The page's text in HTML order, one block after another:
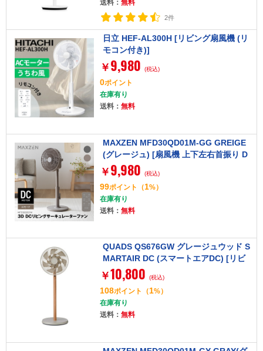
送料： 無料
2件
日立 HEF-AL300H [リビング扇風機 (リ
モコン付き)]
￥ 9,980 (税込)
0ポイント
在庫有り
送料： 無料
MAXZEN MFD30QD01M-GG GREIGE
(グレージュ) [扇風機 上下左右首振り D
Cモーター]
￥ 9,980 (税込)
99ポイント （1%）
在庫有り
送料： 無料
QUADS QS676GW グレージュウッド S
MARTAIR DC (スマートエアDC) [リビ
ング扇風機 DCモーター搭載]
￥10,800 (税込)
108ポイント （1%）
在庫有り
送料： 無料